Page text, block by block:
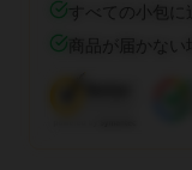
すべての小包に
商品が届かない